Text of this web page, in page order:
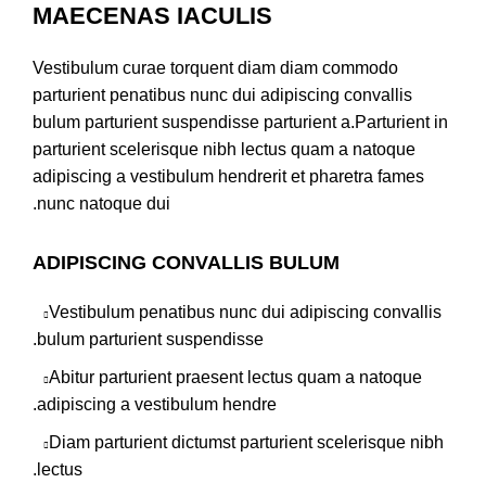
MAECENAS IACULIS
Vestibulum curae torquent diam diam commodo
parturient penatibus nunc dui adipiscing convallis
bulum parturient suspendisse parturient a.Parturient in
parturient scelerisque nibh lectus quam a natoque
adipiscing a vestibulum hendrerit et pharetra fames
nunc natoque dui.
ADIPISCING CONVALLIS BULUM
Vestibulum penatibus nunc dui adipiscing convallis
bulum parturient suspendisse.
Abitur parturient praesent lectus quam a natoque
adipiscing a vestibulum hendre.
Diam parturient dictumst parturient scelerisque nibh
lectus.